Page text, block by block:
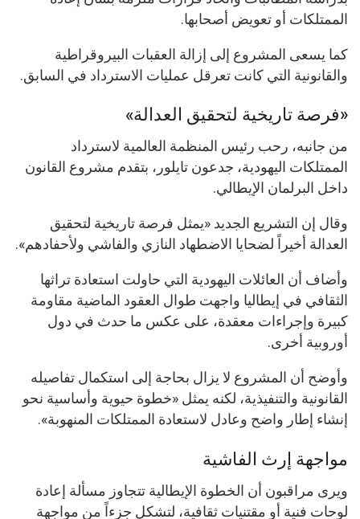
الممتلكات أو تعويض أصحابها.
كما يسعى المشروع إلى إزالة العقبات البيروقراطية
والقانونية التي كانت تعرقل عمليات الاسترداد في السابق.
«فرصة تاريخية لتحقيق العدالة»
من جانبه، رحب رئيس المنظمة العالمية لاسترداد
الممتلكات اليهودية، جدعون تايلور، بتقدم مشروع القانون
داخل البرلمان الإيطالي.
وقال إن التشريع الجديد «يمثل فرصة تاريخية لتحقيق
العدالة أخيراً لضحايا الاضطهاد النازي والفاشي ولأحفادهم».
وأضاف أن العائلات اليهودية التي حاولت استعادة تراثها
الثقافي في إيطاليا واجهت طوال العقود الماضية مقاومة
كبيرة وإجراءات معقدة، على عكس ما حدث في دول
أوروبية أخرى.
وأوضح أن المشروع لا يزال بحاجة إلى استكمال تفاصيله
القانونية والتنفيذية، لكنه يمثل «خطوة حيوية وأساسية نحو
إنشاء إطار واضح وعادل لاستعادة الممتلكات المنهوبة».
مواجهة إرث الفاشية
ويرى مراقبون أن الخطوة الإيطالية تتجاوز مسألة إعادة
لوحات فنية أو مقتنيات ثقافية، لتشكل جزءاً من مواجهة